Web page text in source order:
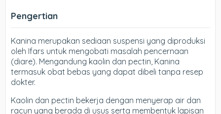
Pengertian
Kanina merupakan sediaan suspensi yang diproduksi
oleh Ifars untuk mengobati masalah pencernaan
(diare). Mengandung kaolin dan pectin, Kanina
termasuk obat bebas yang dapat dibeli tanpa resep
dokter.
Kaolin dan pectin bekerja dengan menyerap air dan
racun yang berada di usus serta membentuk lapisan